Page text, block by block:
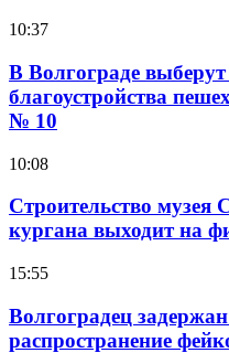
10:37
В Волгограде
благоустройства
№ 10
10:08
Строительство
кургана выходит на
15:55
Волгоградец
распространение